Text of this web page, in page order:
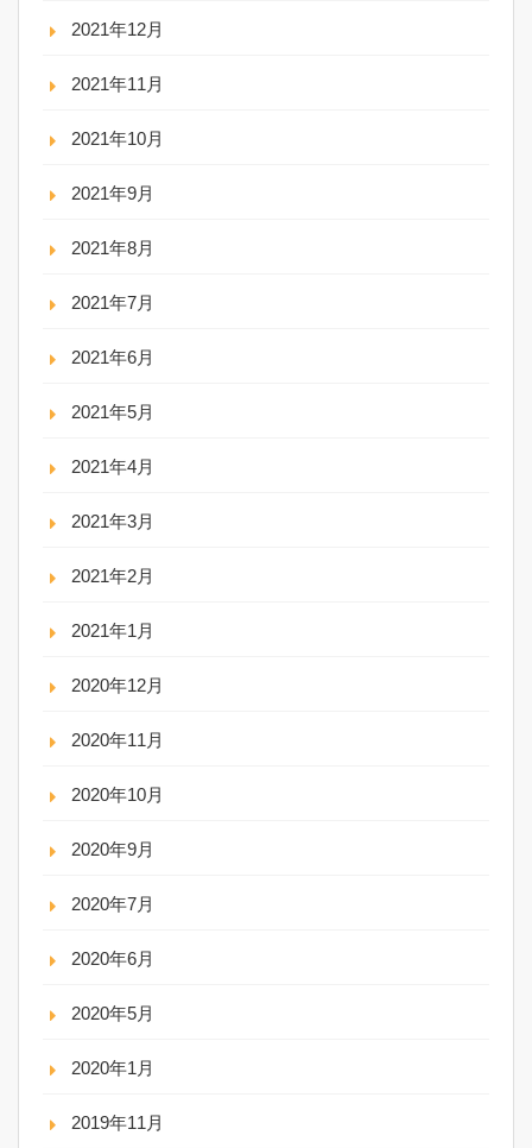
2021年12月
2021年11月
2021年10月
2021年9月
2021年8月
2021年7月
2021年6月
2021年5月
2021年4月
2021年3月
2021年2月
2021年1月
2020年12月
2020年11月
2020年10月
2020年9月
2020年7月
2020年6月
2020年5月
2020年1月
2019年11月